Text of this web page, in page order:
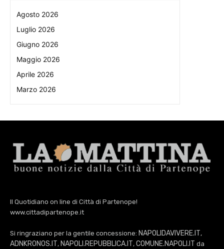
Agosto 2026
Luglio 2026
Giugno 2026
Maggio 2026
Aprile 2026
Marzo 2026
Il Quotidiano on line di Città di Partenope!
www.cittadipartenope.it
Si ringraziano per la gentile concessione: NAPOLIDAVIVERE.IT,
ADNKRONOS.IT, NAPOLI.REPUBBLICA.IT, COMUNE.NAPOLI.IT da